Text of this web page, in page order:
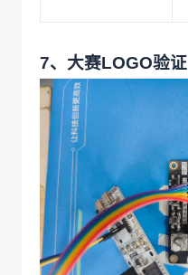
7、大赛LOGO验证